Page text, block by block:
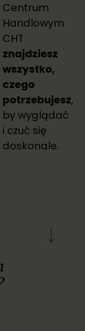
Centrum
Handlowym
CHT
znajdziesz
wszystko,
czego
potrzebujesz,
by wyglądać
i czuć się
doskonale.
↓